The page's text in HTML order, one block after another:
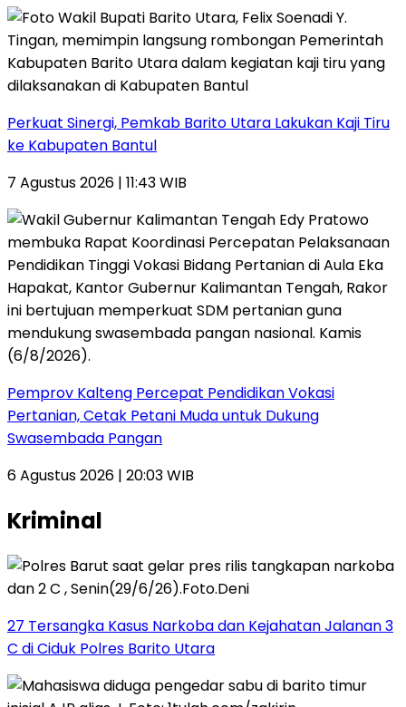
Perkuat Sinergi, Pemkab Barito Utara Lakukan Kaji Tiru
ke Kabupaten Bantul
7 Agustus 2026 | 11:43 WIB
Pemprov Kalteng Percepat Pendidikan Vokasi
Pertanian, Cetak Petani Muda untuk Dukung
Swasembada Pangan
6 Agustus 2026 | 20:03 WIB
Kriminal
27 Tersangka Kasus Narkoba dan Kejahatan Jalanan 3
C di Ciduk Polres Barito Utara